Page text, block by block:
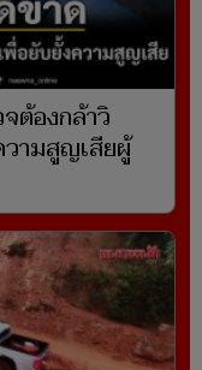
ต้องกล้าวิ
ามสูญเสียผู้